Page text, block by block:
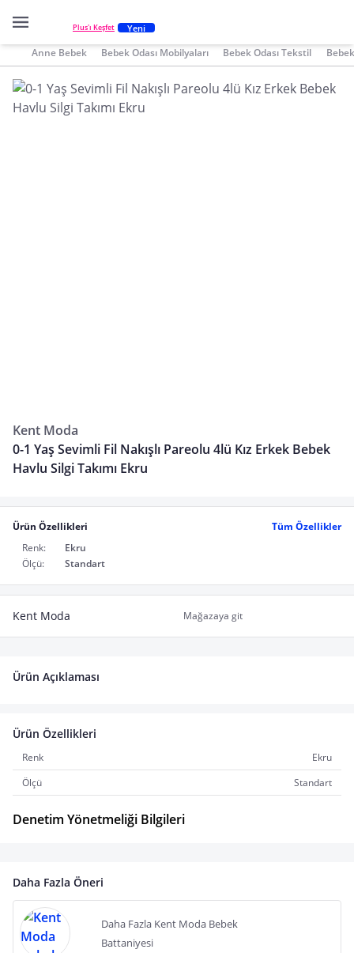
Plus'ı Keşfet Yeni
Anne Bebek Bebek Odası Mobilyaları Bebek Odası Tekstil
Kent Moda
0-1 Yaş Sevimli Fil Nakışlı Pareolu 4lü Kız Erkek Bebek
Havlu Silgi Takımı Ekru
Ürün Özellikleri
Tüm Özellikler
Renk:
Ekru
Ölçü:
Standart
Kent Moda Mağazaya git
Ürün Açıklaması
Ürün Özellikleri
Renk
Ekru
Ölçü
Standart
Denetim Yönetmeliği Bilgileri
Daha Fazla Öneri
Daha Fazla Kent Moda Bebek
Battaniyesi